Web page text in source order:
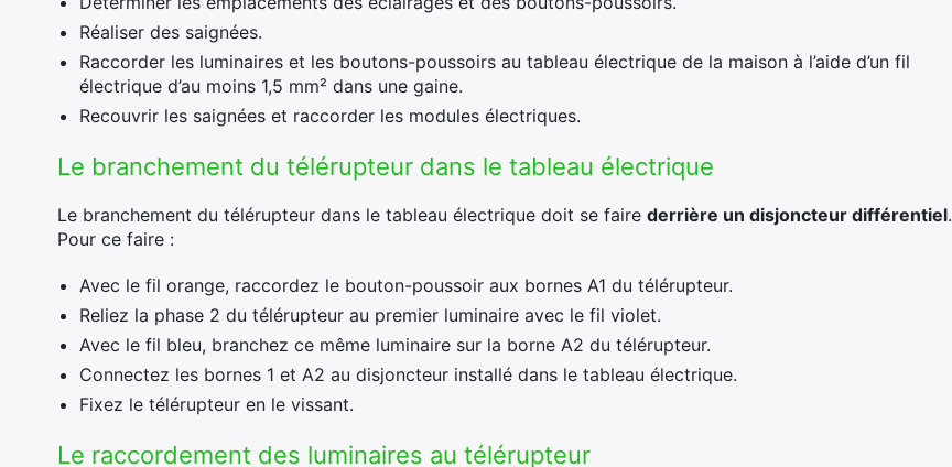
Réaliser des saignées.
Raccorder les luminaires et les boutons-poussoirs au tableau électrique de la maison à l’aide d’un fil
électrique d’au moins 1,5 mm² dans une gaine.
Recouvrir les saignées et raccorder les modules électriques.
Le branchement du télérupteur dans le tableau électrique
Le branchement du télérupteur dans le tableau électrique doit se faire derrière un disjoncteur différentiel.
Pour ce faire :
Avec le fil orange, raccordez le bouton-poussoir aux bornes A1 du télérupteur.
Reliez la phase 2 du télérupteur au premier luminaire avec le fil violet.
Avec le fil bleu, branchez ce même luminaire sur la borne A2 du télérupteur.
Connectez les bornes 1 et A2 au disjoncteur installé dans le tableau électrique.
Fixez le télérupteur en le vissant.
Le raccordement des luminaires au télérupteur